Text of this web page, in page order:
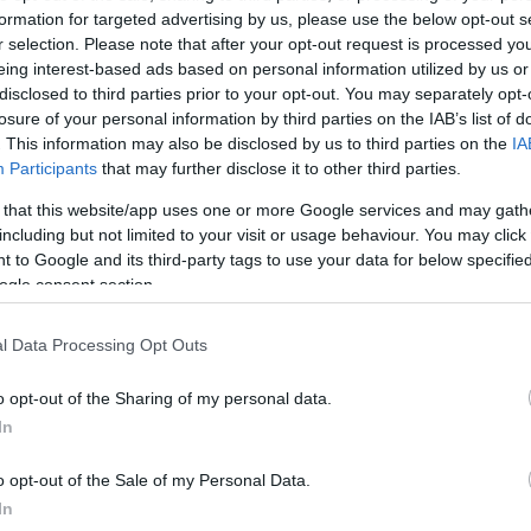
for targeted advertising by us, please use the below opt-out
selection. Please note that after your opt-out request is processed
interest-based ads based on personal information utilized by us
to third parties prior to your opt-out. You may separately
of your personal information by third parties on the IAB’s list of
This information may also be disclosed by us to third parties on the
Participants that may further disclose it to other third parties.
that this website/app uses one or more Google services and may
but not limited to your visit or usage behaviour. You may
to Google and its third-party tags to use your data for below
consent section.
Data Processing Opt Outs
opt-out of the Sharing of my personal data.
opt-out of the Sale of my Personal Data.
βανδάλισαν, πριν από μερικές μέρες το εκλογικό
του, Κώστα Μπακογιάννη. Όπως είπε ο
που κάνουν αυτού του είδους του
να γεμίσεις μπογιές τη Βουλή ή να γράψεις
του Μπακογιάννη; Αυτό είναι που μας κάνει
Αυτά είναι μπούρδες!». Ερωτηθείς για το
«όταν γίνεται μια τέτοια κίνηση σε έναν από
μας».
φέρει δυο δρόμους: «της συνεργασίας και
πως «το αν θα συνεργαστούμε την